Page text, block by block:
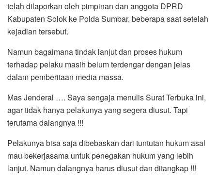
telah dilaporkan oleh pimpinan dan anggota DPRD
Kabupaten Solok ke Polda Sumbar, beberapa saat setelah
kejadian tersebut.
Namun bagaimana tindak lanjut dan proses hukum
terhadap pelaku masih belum terdengar dengan jelas
dalam pemberitaan media massa.
Mas Jenderal …. Saya sengaja menulis Surat Terbuka ini,
agar tidak hanya pelakunya yang segera diusut. Tapi
terutama dalangnya !!!
Pelakunya bisa saja dibebaskan dari tuntutan hukum asal
mau bekerjasama untuk penegakan hukum yang lebih
lanjut. Namun dalangnya harus diusut dan ditangkap !!!